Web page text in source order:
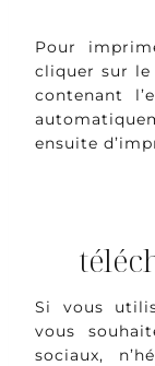
Pour
cliquer sur le
contenant
ensuite
Si vous
vous
sociaux,